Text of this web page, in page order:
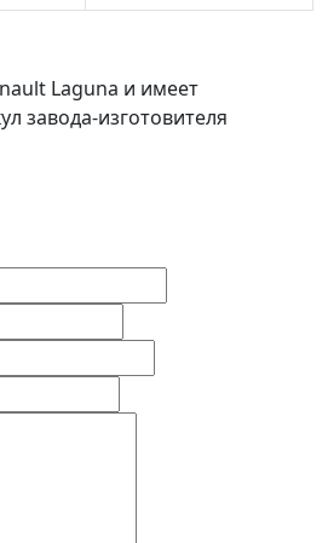
Laguna и имеет
завода-изготовителя